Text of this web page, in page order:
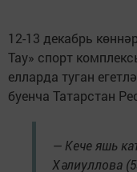
12-13 декабрь
Тау» спорт
елларда туган
буенча Татарстан
— Кече яшь
Хәлиуллова